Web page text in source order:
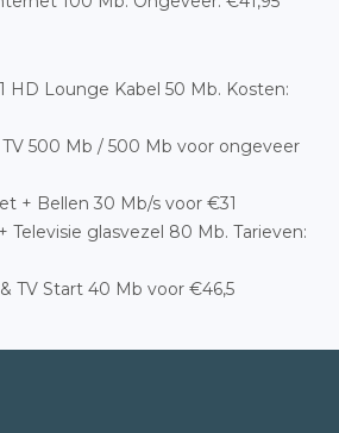
HD Lounge Kabel 50 Mb. Kosten:
500 Mb / 500 Mb voor ongeveer
+ Bellen 30 Mb/s voor €31
Televisie glasvezel 80 Mb. Tarieven:
TV Start 40 Mb voor €46,5